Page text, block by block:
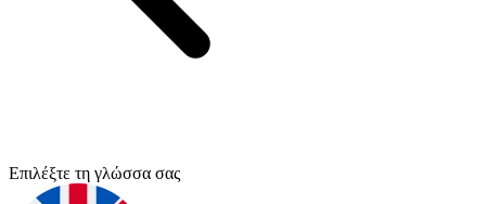
Επιλέξτε τη γλώσσα σας